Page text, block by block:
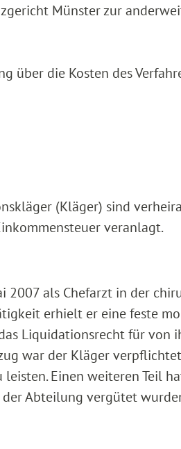
Münster zur
über die Kosten des
(Kläger) sind
veranlagt.
2007 als Chefarzt in der
erhielt er eine feste
Liquidationsrecht für von
war der Kläger
leisten. Einen weiteren Teil
Abteilung vergütet